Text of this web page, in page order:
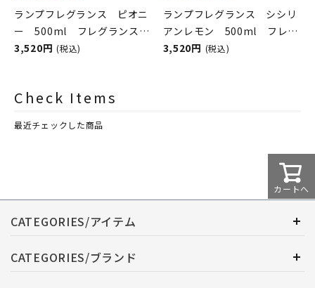
ランプフレグランス ピオニ
ー 500ml フレグランスラ
ンプ用オイル
3,520円 (税込)
ランプフレグランス シシリ
アンレモン 500ml フレグ
ランスランプ用オイル
3,520円 (税込)
Check Items
最近チェックした商品
カートへ
CATEGORIES/アイテム
CATEGORIES/ブランド